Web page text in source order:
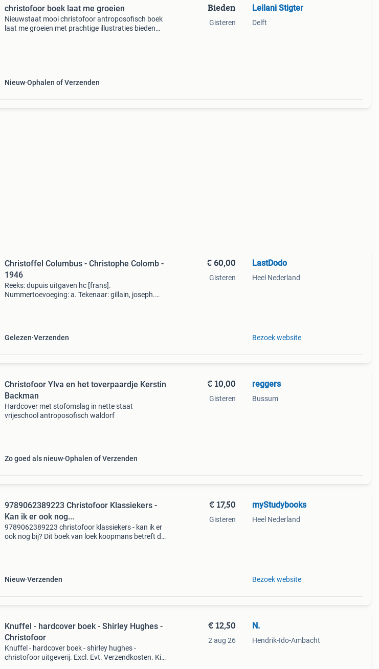
christofoor boek laat me groeien
Nieuwstaat mooi christofoor antroposofisch boek
laat me groeien met prachtige illustraties bieden
Nieuw Ophalen of Verzenden
Bieden
Gisteren
Leilani Stigter
Delft
Christoffel Columbus - Christophe Colomb -
1946
Reeks: dupuis uitgaven hc [frans].
Nummertoevoeging: a. Tekenaar: gillain, joseph.
Gelezen Verzenden
€ 60,00
Gisteren
LastDodo
Heel Nederland
Bezoek website
Christofoor Ylva en het toverpaardje Kerstin
Backman
Hardcover met stofomslag in nette staat
vrijeschool antroposofisch waldorf
Zo goed als nieuw Ophalen of Verzenden
€ 10,00
Gisteren
reggers
Bussum
9789062389223 Christofoor Klassiekers -
Kan ik er ook nog...
9789062389223 christofoor klassiekers - kan ik er
ook nog bij? Dit boek van loek koopmans betreft de
Nieuw Verzenden
€ 17,50
Gisteren
myStudybooks
Heel Nederland
Bezoek website
Knuffel - hardcover boek - Shirley Hughes -
Christofoor
Knuffel - hardcover boek - shirley hughes -
christofoor uitgeverij. Excl. Evt. Verzendkosten. Kijk
€ 12,50
2 aug 26
N.
Hendrik-Ido-Ambacht